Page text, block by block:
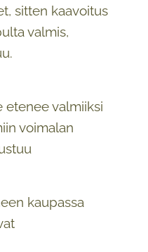
sitten kaavoitus
valmis,
etenee valmiiksi
voimalan
kaupassa